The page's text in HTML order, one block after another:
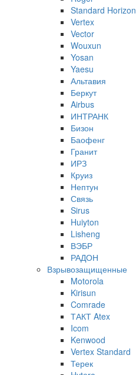
Standard Horizon
Vertex
Vector
Wouxun
Yosan
Yaesu
Альтавия
Беркут
Airbus
ИНТРАНК
Бизон
Баофенг
Гранит
ИРЗ
Круиз
Нептун
Связь
Sirus
Huiyton
Lisheng
ВЭБР
РАДОН
Взрывозащищенные
Motorola
Kirisun
Comrade
ТАКТ Atex
Icom
Kenwood
Vertex Standard
Терек